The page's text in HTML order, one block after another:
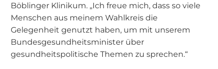
Böblinger Klinikum. „Ich freue mich, dass so viele
Menschen aus meinem Wahlkreis die
Gelegenheit genutzt haben, um mit unserem
Bundesgesundheitsminister über
gesundheitspolitische Themen zu sprechen.“